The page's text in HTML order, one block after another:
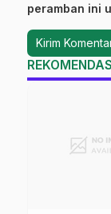
peramban ini